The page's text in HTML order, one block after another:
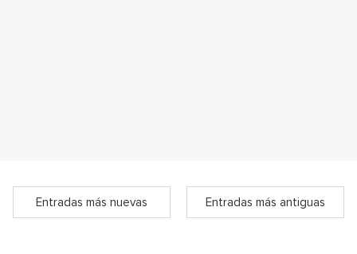
Entradas más nuevas Entradas más antiguas